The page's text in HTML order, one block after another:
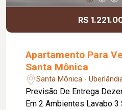
R$
Apartamento Para
Santa Mônica
Santa Mônica -
Previsão De Entrega
Em 2 Ambientes Lavabo 3 Suítes Sendo 1